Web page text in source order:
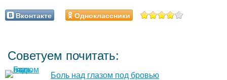
Вконтакте Одноклассники
Советуем почитать:
Боль над глазом под бровью